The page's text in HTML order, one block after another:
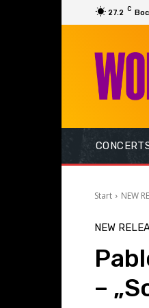
27.2 C
Start NEW
NEW
–